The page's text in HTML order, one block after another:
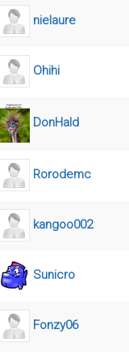
nielaure
Ohihi
DonHald
Rorodemc
kangoo002
Sunicro
Fonzy06